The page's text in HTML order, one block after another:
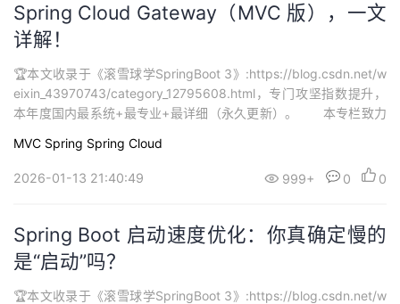
Spring Cloud Gateway（MVC 版），一文
详解！
🏆本文收录于《滚雪球学SpringBoot 3》:https://blog.csdn.net/w
eixin_43970743/category_12795608.html，专门攻坚指数提升，
本年度国内最系统+最专业+最详细（永久更新）。 本专栏致力
网独家首发，打造精品专栏，专栏持续更新中…欢迎大家订阅持续学
习。...
MVC Spring Spring Cloud
2026-01-13 21:40:49 999+ 0 0
Spring Boot 启动速度优化：你真确定慢的
是“启动”吗？
🏆本文收录于《滚雪球学SpringBoot 3》:https://blog.csdn.net/w